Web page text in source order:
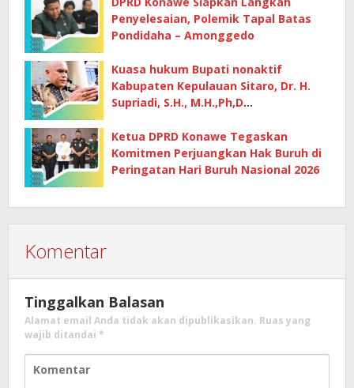
Penyelesaian, Polemik Tapal Batas
Pondidaha – Amonggedo
Kuasa hukum Bupati nonaktif
Kabupaten Kepulauan Sitaro, Dr. H.
Supriadi, S.H., M.H.,Ph,D
kerugian negara
Ketua DPRD Konawe Tegaskan
Komitmen Perjuangkan Hak Buruh di
Peringatan Hari Buruh Nasional 2026
Komentar
Tinggalkan Balasan
Alamat email Anda tidak akan dipublikasikan. Ruas yang
wajib ditandai *